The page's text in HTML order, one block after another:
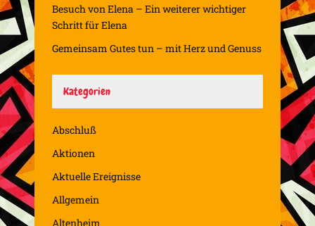
Besuch von Elena – Ein weiterer wichtiger
Schritt für Elena
Gemeinsam Gutes tun – mit Herz und Genuss
Kategorien
Abschluß
Aktionen
Aktuelle Ereignisse
Allgemein
Altenheim